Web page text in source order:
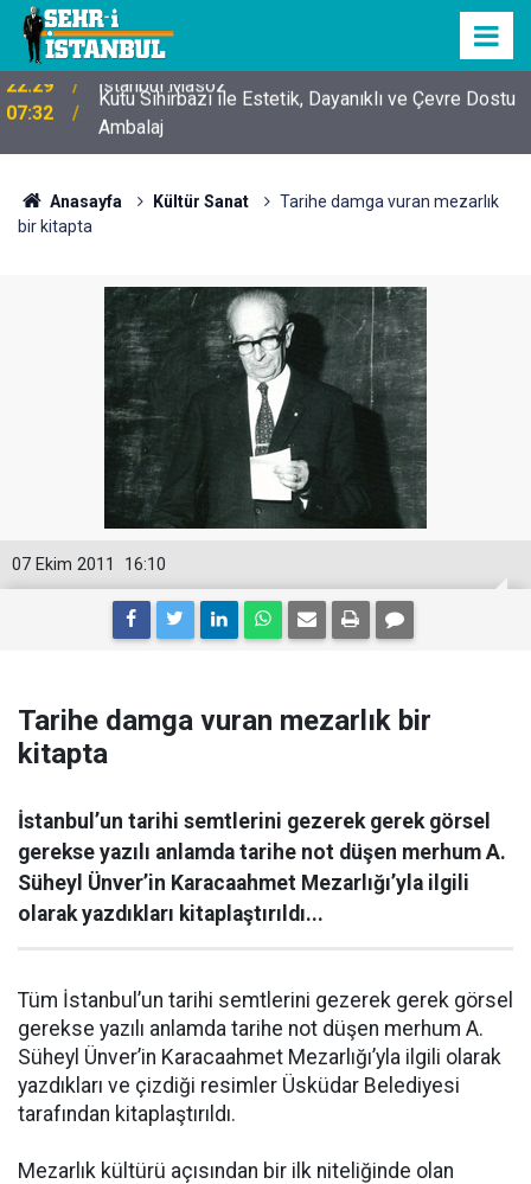
07:32
Kutu Sihirbazı ile Estetik, Dayanıklı ve Çevre Dostu
Ambalaj
Anasayfa Kültür Sanat
Tarihe damga vuran mezarlık
bir kitapta
16:10
07 Ekim 2011
Tarihe damga vuran mezarlık bir
kitapta
İstanbul’un tarihi semtlerini gezerek gerek görsel
gerekse yazılı anlamda tarihe not düşen merhum A.
Süheyl Ünver’in Karacaahmet Mezarlığı’yla ilgili
olarak yazdıkları kitaplaştırıldı...
Tüm İstanbul’un tarihi semtlerini gezerek gerek görsel
gerekse yazılı anlamda tarihe not düşen merhum A.
Süheyl Ünver’in Karacaahmet Mezarlığı’yla ilgili olarak
yazdıkları ve çizdiği resimler Üsküdar Belediyesi
tarafından kitaplaştırıldı.
Mezarlık kültürü açısından bir ilk niteliğinde olan